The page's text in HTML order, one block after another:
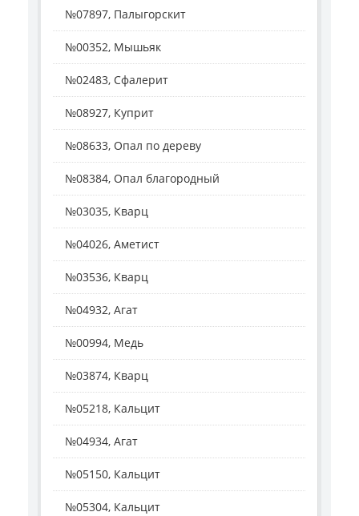
№07897, Палыгорскит
№00352, Мышьяк
№02483, Сфалерит
№08927, Куприт
№08633, Опал по дереву
№08384, Опал благородный
№03035, Кварц
№04026, Аметист
№03536, Кварц
№04932, Агат
№00994, Медь
№03874, Кварц
№05218, Кальцит
№04934, Агат
№05150, Кальцит
№05304, Кальцит